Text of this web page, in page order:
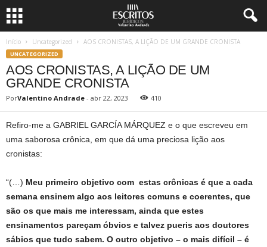
Início Uncategorized AOS CRONISTAS, A LIÇÃO DE UM GRANDE CRONISTA
UNCATEGORIZED
AOS CRONISTAS, A LIÇÃO DE UM
GRANDE CRONISTA
PorValentino Andrade - abr 22, 2023 410
Refiro-me a GABRIEL GARCÍA MÁRQUEZ e o que escreveu em
uma saborosa crônica, em que dá uma preciosa lição aos
cronistas:
“(…) Meu primeiro objetivo com estas crônicas é que a cada
semana ensinem algo aos leitores comuns e coerentes, que
são os que mais me interessam, ainda que estes
ensinamentos pareçam óbvios e talvez pueris aos doutores
sábios que tudo sabem. O outro objetivo – o mais difícil – é